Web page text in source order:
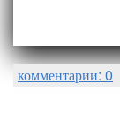
комментарии: 0